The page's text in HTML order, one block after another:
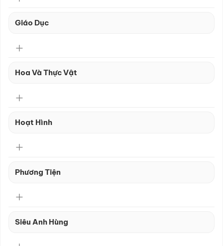
Giáo Dục
Hoa Và Thực Vật
Hoạt Hình
Phương Tiện
Siêu Anh Hùng